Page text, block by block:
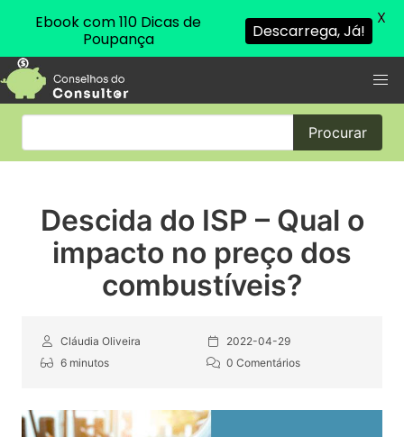
Procurar
Descida do ISP – Qual o
impacto no preço dos
combustíveis?
Cláudia Oliveira
2022-04-29
6 minutos
0 Comentários
Ebook com 110 Dicas de
Poupança
Descarrega, Já!
X